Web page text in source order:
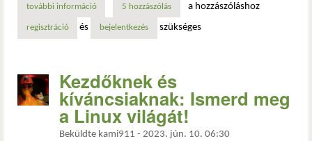
további információ6.2-es kernellel erősít az ubuntu 22.04 lts harmadik
5 hozzászólás a hozzászóláshoz
regisztráció és bejelentkezés szükséges
Kezdőknek és
kíváncsiaknak: Ismerd meg
a Linux világát!
Beküldte kami911 - 2023. jún. 10. 06:30